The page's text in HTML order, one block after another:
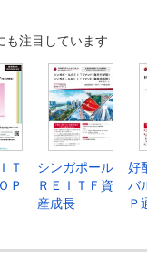
も注目しています
Ｔ
Ｐ
シンガポール
ＲＥＩＴＦ資
産成長
好
バ
Ｐ